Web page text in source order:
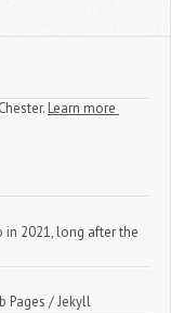
Learn more
2021, long after the
Pages / Jekyll